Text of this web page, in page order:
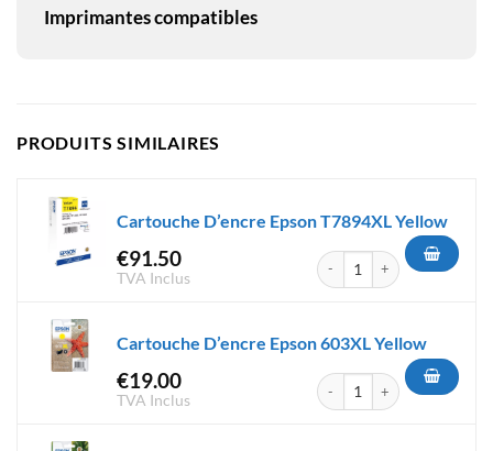
Imprimantes compatibles
PRODUITS SIMILAIRES
Cartouche D’encre Epson T7894XL Yellow
€91.50
TVA Inclus
quantité de Cartouche
Cartouche D’encre Epson 603XL Yellow
€19.00
TVA Inclus
quantité de Cartouche